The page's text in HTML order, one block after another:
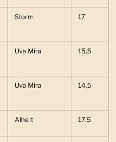
Storm 17
Uva Mira 15,5
Uva Mira 14,5
Alheit 17,5